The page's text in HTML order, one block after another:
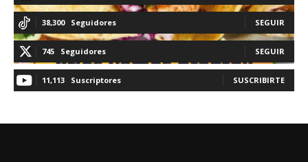
38,300 Seguidores SEGUIR
745 Seguidores SEGUIR
11,113 Suscriptores SUSCRIBIRTE